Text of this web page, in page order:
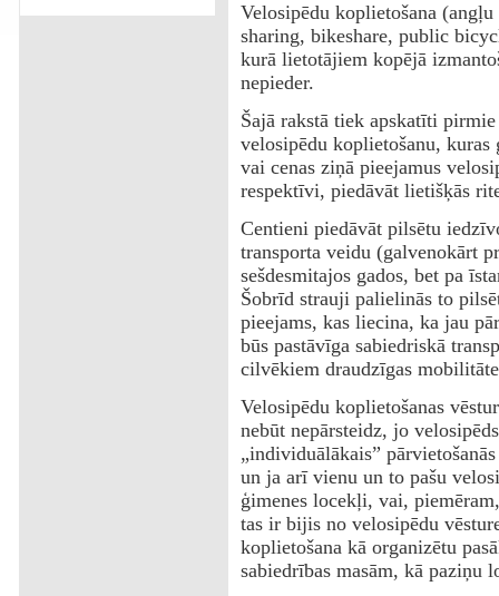
Velosipēdu koplietošana
sharing, bikeshare, public
kurā lietotājiem kopējā
nepieder.
Šajā rakstā tiek apskatīti
velosipēdu koplietošanu, kuras
vai cenas ziņā pieejamus
respektīvi, piedāvāt lietišķās
Centieni piedāvāt pilsētu
transporta veidu (galvenokārt
sešdesmitajos gados, bet pa
Šobrīd strauji palielinās to
pieejams, kas liecina, ka jau
būs pastāvīga sabiedriskā
cilvēkiem draudzīgas
Velosipēdu koplietošanas
nebūt nepārsteidz, jo
„individuālākais”
un ja arī vienu un to pašu
ģimenes locekļi, vai,
tas ir bijis no velosipēdu
koplietošana kā organizētu
sabiedrības masām, kā paziņu